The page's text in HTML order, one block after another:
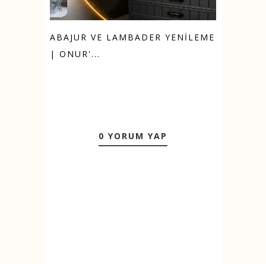
ABAJUR VE LAMBADER YENİLEME
| ONUR'...
0 YORUM YAP